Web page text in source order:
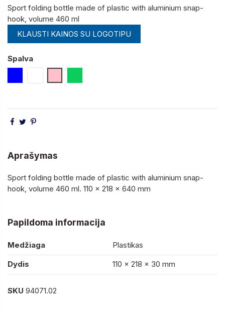
Sport folding bottle made of plastic with aluminium snap-
hook, volume 460 ml
KLAUSTI KAINOS SU LOGOTIPU
Spalva
Aprašymas
Sport folding bottle made of plastic with aluminium snap-
hook, volume 460 ml. 110 x 218 x 640 mm
Papildoma informacija
Medžiaga
Plastikas
Dydis
110 x 218 x 30 mm
SKU 94071.02